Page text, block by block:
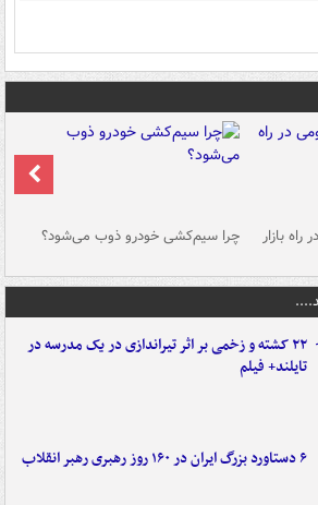
بازار چرا سیم‌کشی خودرو ذوب می‌شود؟
۲۲ کشته و زخمی بر اثر تیراندازی در یک مدرسه در
تایلند+ فیلم
۶ دستاورد بزرگ ایران در ۱۶۰ روز رهبری رهبر انقلاب